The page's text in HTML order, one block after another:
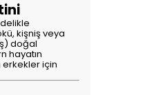
kişniş veya
doğal
hayatın
için